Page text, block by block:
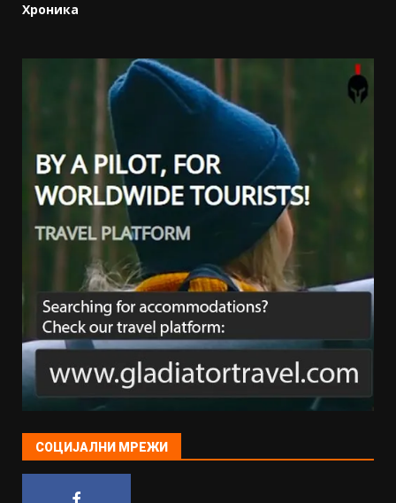
Хроника
СОЦИЈАЛНИ МРЕЖИ